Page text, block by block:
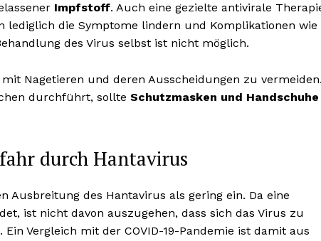
Impfstoff. Auch eine gezielte antivirale
lediglich die Symptome lindern und Komplikationen wie
des Virus selbst ist nicht möglich.
Nagetieren und deren Ausscheidungen zu
durchführt, sollte Schutzmasken und Handschuhe
durch Hantavirus
Ausbreitung des Hantavirus als gering ein. Da eine
ist nicht davon auszugehen, dass sich das Virus zu
Vergleich mit der COVID-19-Pandemie ist damit aus